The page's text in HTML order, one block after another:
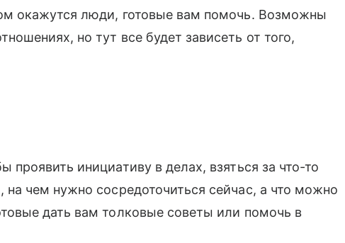
окажутся люди, готовые вам помочь. Возможны
но тут все будет зависеть от того,
проявить инициативу в делах, взяться за что-то
чем нужно сосредоточиться сейчас, а что можно
дать вам толковые советы или помочь в